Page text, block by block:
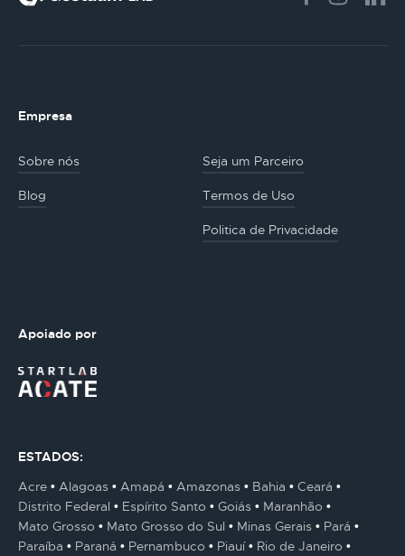
Empresa
Sobre nós Seja um Parceiro
Blog Termos de Uso
Politica de Privacidade
Apoiado por
ESTADOS:
Acre
Alagoas Amapá Amazonas Bahia
Ceará
Distrito Federal
Espírito Santo Goiás
Maranhão
Mato Grosso
Mato Grosso do Sul Minas Gerais
Pará
Paraíba
Paraná Pernambuco Piauí
Rio de Janeiro